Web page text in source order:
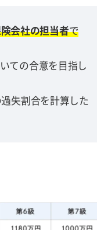
会社の担当者で
ての合意を目指し
過失割合を計算した